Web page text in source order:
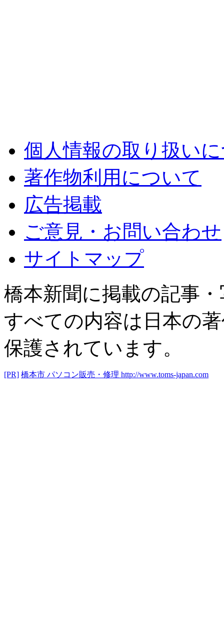
個人情報の取り扱い
著作物利用について
広告掲載
ご意見・お問い合わせ
サイトマップ
橋本新聞に掲載の記事
すべての内容は日本の
保護されています。
[PR] 橋本市 パソコン販売・修理 http://www.toms-japan.com